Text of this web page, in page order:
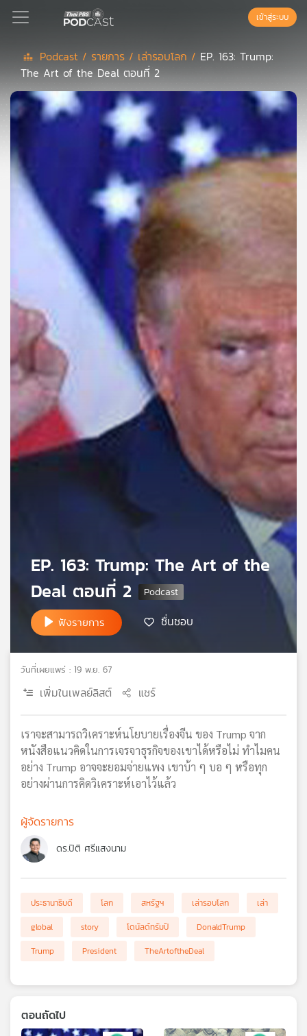
Podcast
ลิ
สต์
แนะนำ
ของ
คุณ
เพลง
บทความ
ข่าว
เครือ
ไทย
แผนที่
วิทยุ
ข่าย
เข้าสู่ระบบ
Podcast / รายการ / เล่ารอบโลก / EP. 163: Trump:
The Art of the Deal ตอนที่ 2
EP. 163: Trump: The Art of the
Deal ตอนที่ 2
ฟังรายการ ชื่นชอบ
วันที่เผยแพร่ : 19 พ.ย. 67
เพิ่มในเพลย์ลิสต์ แชร์
เราจะสามารถวิเคราะห์นโยบายเรื่องจีน ของ Trump จาก
หนังสือแนวคิดในการเจรจาธุรกิจของเขาได้หรือไม่ ทำไมคน
อย่าง Trump อาจจะยอมจ่ายแพง เขาบ้า ๆ บอ ๆ หรือทุก
อย่างผ่านการคิดวิเคราะห์เอาไว้แล้ว
ผู้จัดรายการ
ดร.ปิติ ศรีแสงนาม
ประธานาธิบดี โลก สหรัฐฯ เล่ารอบโลก
เล่า
global
story โดนัลด์ทรัมป์
DonaldTrump
Trump
President TheArtoftheDeal
ตอนถัดไป